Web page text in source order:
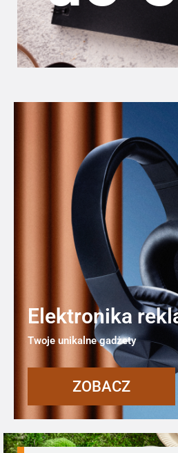
Elektronika
Twoje unikalne gadżety
ZOBACZ